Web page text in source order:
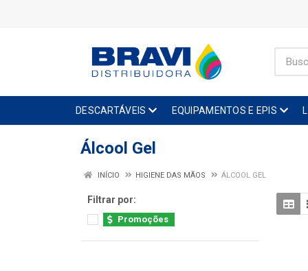
DESCARTÁVEIS EQUIPAMENTOS E EPIS
Álcool Gel
INÍCIO HIGIENE DAS MÃOS ÁLCOOL GEL
Filtrar por:
Promoções